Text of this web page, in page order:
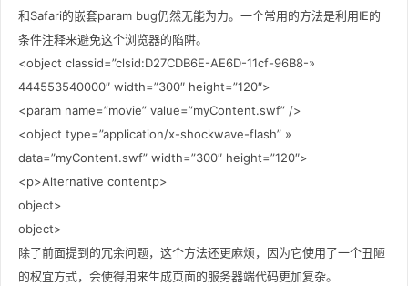
和Safari的嵌套param bug仍然无能为力。一个常用的方法是利用IE的
条件注释来避免这个浏览器的陷阱。
<object classid=”clsid:D27CDB6E-AE6D-11cf-96B8-»
444553540000″ width=”300″ height=”120″>
<param name=”movie” value=”myContent.swf” />
<object type=”application/x-shockwave-flash” »
data=”myContent.swf” width=”300″ height=”120″>
<p>Alternative contentp>
object>
object>
除了前面提到的冗余问题，这个方法还更麻烦，因为它使用了一个丑陋
的权宜方式，会使得用来生成页面的服务器端代码更加复杂。